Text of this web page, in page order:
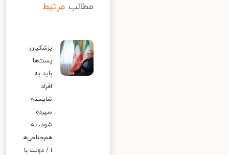
مطالب مرتبط
پزشکیان:
پست‌ها
باید به
افراد
شایسته
سپرده
شود، نه
هم‌جناحی‌ه
ا / دولت با